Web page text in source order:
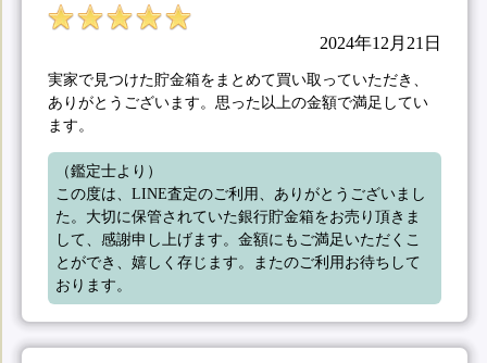
2024年12月21日
実家で見つけた貯金箱をまとめて買い取っていただき、
ありがとうございます。思った以上の金額で満足してい
ます。
（鑑定士より）
この度は、LINE査定のご利用、ありがとうございまし
た。大切に保管されていた銀行貯金箱をお売り頂きま
して、感謝申し上げます。金額にもご満足いただくこ
とができ、嬉しく存じます。またのご利用お待ちして
おります。